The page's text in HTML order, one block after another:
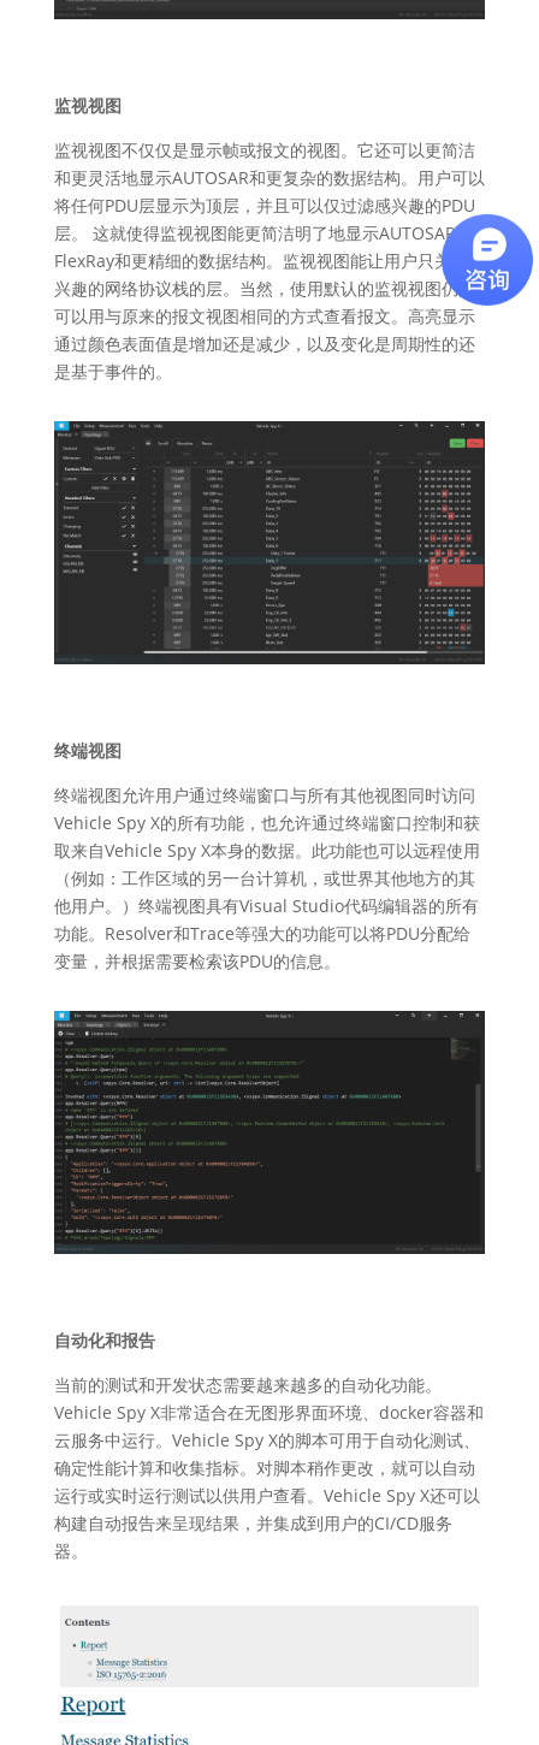
监视视图
监视视图不仅仅是显示帧或报文的视图。它还可以更简洁
和更灵活地显示AUTOSAR和更复杂的数据结构。用户可以
将任何PDU层显示为顶层，并且可以仅过滤感兴趣的PDU
层。 这就使得监视视图能更简洁明了地显示AUTOSAR、
FlexRay和更精细的数据结构。监视视图能让用户只关注感
兴趣的网络协议栈的层。当然，使用默认的监视视图仍然
可以用与原来的报文视图相同的方式查看报文。高亮显示
通过颜色表面值是增加还是减少，以及变化是周期性的还
是基于事件的。
终端视图
终端视图允许用户通过终端窗口与所有其他视图同时访问
Vehicle Spy X的所有功能，也允许通过终端窗口控制和获
取来自Vehicle Spy X本身的数据。此功能也可以远程使用
（例如：工作区域的另一台计算机，或世界其他地方的其
他用户。）终端视图具有Visual Studio代码编辑器的所有
功能。Resolver和Trace等强大的功能可以将PDU分配给
变量，并根据需要检索该PDU的信息。
自动化和报告
当前的测试和开发状态需要越来越多的自动化功能。
Vehicle Spy X非常适合在无图形界面环境、docker容器和
云服务中运行。Vehicle Spy X的脚本可用于自动化测试、
确定性能计算和收集指标。对脚本稍作更改，就可以自动
运行或实时运行测试以供用户查看。Vehicle Spy X还可以
构建自动报告来呈现结果，并集成到用户的CI/CD服务
器。